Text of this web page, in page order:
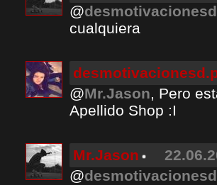
@
cualquiera
@Mr.Jason, Pero
Apellido Shop :I
Mr.Jason
@